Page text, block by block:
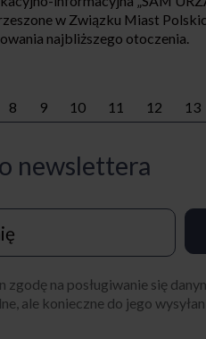
w Związku Miast
najbliższego otoczenia.
8 9 10 11 12 13
newslettera
na posługiwanie się
ale konieczne do jego